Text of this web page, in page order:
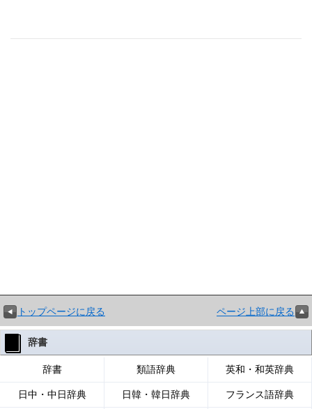
トップページに戻る ページ上部に戻る
辞書
辞書 類語辞典 英和・和英辞典
日中・中日辞典 日韓・韓日辞典 フランス語辞典